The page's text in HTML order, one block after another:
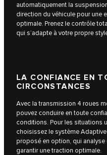
automatiquement la
direction du véhicule pour une
optimale. Prenez le contrôle
qui s’adapte à votre propre
LA CONFIANCE EN
CIRCONSTANCES
Avec la transmission 4 roues
pouvez conduire en toute
conditions. Pour les situations
choisissez le système
proposé en option, qui
garantir une traction optimale.